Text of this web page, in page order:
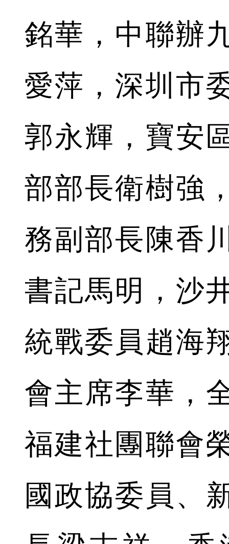
銘華，中聯辦
愛萍，深圳市
郭永輝，寶安
部部長衛樹強
務副部長陳香
書記馬明，沙
統戰委員趙海
會主席李華，
福建社團聯會
國政協委員、